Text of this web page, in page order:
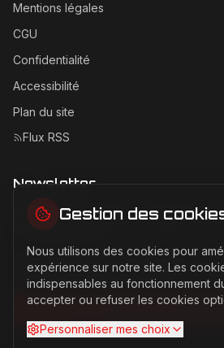
Mentions légales
CGU
Confidentialité
Accessibilité
Plan du site
Flux RSS
Newsletter
Recevez les dernières actualités
Adresse email pour la newsletter
S'abonner à la
Gestion des
Nous utilisons des cookies pour
expérience sur notre site. Les
indispensables au fonctionnement
accepter ou refuser les cookies
Personnaliser mes choix